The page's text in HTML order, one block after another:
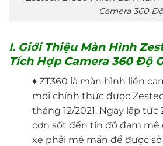
Camera 360 Độ
I. Giới Thiệu Màn Hình
Tích Hợp Camera 360 Độ
♦ ZT360 là màn hình liền
mới chính thức được
tháng 12/2021. Ngay lập tức
cơn sốt đến tín đồ đam mê
xe phải mê mẩn để được